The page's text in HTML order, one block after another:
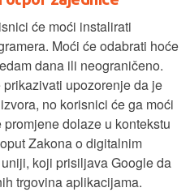
će moći instalirati
Moći će odabrati hoće
dana ili neograničeno.
upozorenje da je
no korisnici će ga moći
dolaze u kontekstu
Zakona o digitalnim
koji prisiljava Google da
trgovina aplikacijama.